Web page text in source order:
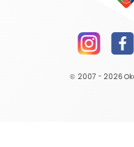
© 2007 - 2026